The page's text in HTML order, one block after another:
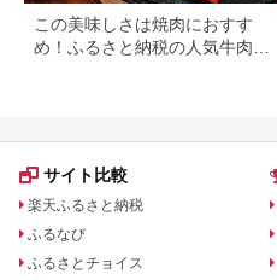
この美味しさは焼肉におすす
め！ふるさと納税の人気牛肉還
サイト比較
楽天ふるさと納税
ふるなび
ふるさとチョイス